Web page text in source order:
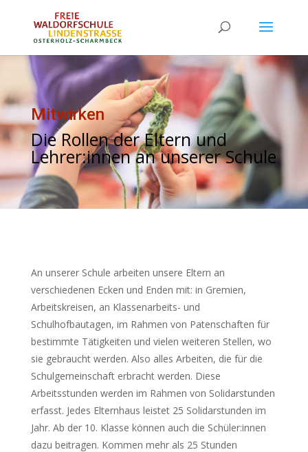
Mitwirken
Die Rollen der Eltern und
Lehrer:innen an unserer Schule
An unserer Schule arbeiten unsere Eltern an
verschiedenen Ecken und Enden mit: in Gremien,
Arbeitskreisen, an Klassenarbeits- und
Schulhofbautagen, im Rahmen von Patenschaften für
bestimmte Tätigkeiten und vielen weiteren Stellen, wo
sie gebraucht werden. Also alles Arbeiten, die für die
Schulgemeinschaft erbracht werden. Diese
Arbeitsstunden werden im Rahmen von Solidarstunden
erfasst. Jedes Elternhaus leistet 25 Solidarstunden im
Jahr. Ab der 10. Klasse können auch die Schüler:innen
dazu beitragen. Kommen mehr als 25 Stunden